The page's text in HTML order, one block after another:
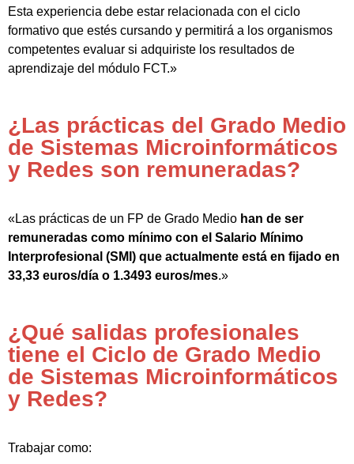
Esta experiencia debe estar relacionada con el ciclo
formativo que estés cursando y permitirá a los organismos
competentes evaluar si adquiriste los resultados de
aprendizaje del módulo FCT.»
¿Las prácticas del Grado Medio
de Sistemas Microinformáticos
y Redes son remuneradas?
«Las prácticas de un FP de Grado Medio han de ser
remuneradas como mínimo con el Salario Mínimo
Interprofesional (SMI) que actualmente está en fijado en
33,33 euros/día o 1.3493 euros/mes.»
¿Qué salidas profesionales
tiene el Ciclo de Grado Medio
de Sistemas Microinformáticos
y Redes?
Trabajar como: